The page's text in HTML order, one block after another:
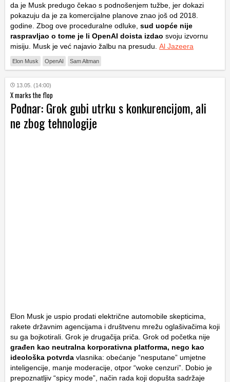
da je Musk predugo čekao s podnošenjem tužbe, jer dokazi
pokazuju da je za komercijalne planove znao još od 2018.
godine. Zbog ove proceduralne odluke, sud uopće nije
raspravljao o tome je li OpenAI doista izdao svoju izvornu
misiju. Musk je već najavio žalbu na presudu. Al Jazeera
Elon Musk OpenAI Sam Altman
13.05. (14:00)
X marks the flop
Podnar: Grok gubi utrku s konkurencijom, ali
ne zbog tehnologije
Elon Musk je uspio prodati električne automobile skepticima,
rakete državnim agencijama i društvenu mrežu oglašivačima koji
su ga bojkotirali. Grok je drugačija priča. Grok od početka nije
građen kao neutralna korporativna platforma, nego kao
ideološka potvrda vlasnika: obećanje “nesputane” umjetne
inteligencije, manje moderacije, otpor “woke cenzuri”. Dobio je
prepoznatljiv “spicy mode”, način rada koji dopušta sadržaje